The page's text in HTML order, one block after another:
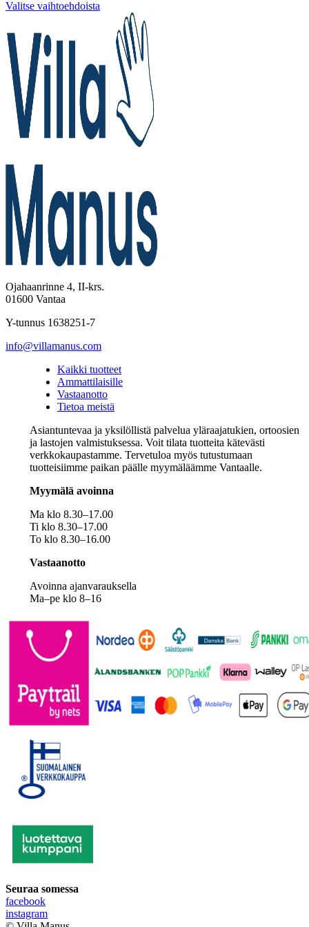
Valitse vaihtoehdoista
Ojahaanrinne 4, II-krs.
01600 Vantaa
Y-tunnus 1638251-7
info@villamanus.com
Kaikki tuotteet
Ammattilaisille
Vastaanotto
Tietoa meistä
Asiantuntevaa ja yksilöllistä palvelua yläraajatukien, ortoosien
ja lastojen valmistuksessa. Voit tilata tuotteita kätevästi
verkkokaupastamme. Tervetuloa myös tutustumaan
tuotteisiimme paikan päälle myymäläämme Vantaalle.
Myymälä avoinna
Ma klo 8.30–17.00
Ti klo 8.30–17.00
To klo 8.30–16.00
Vastaanotto
Avoinna ajanvarauksella
Ma–pe klo 8–16
Seuraa somessa
facebook
instagram